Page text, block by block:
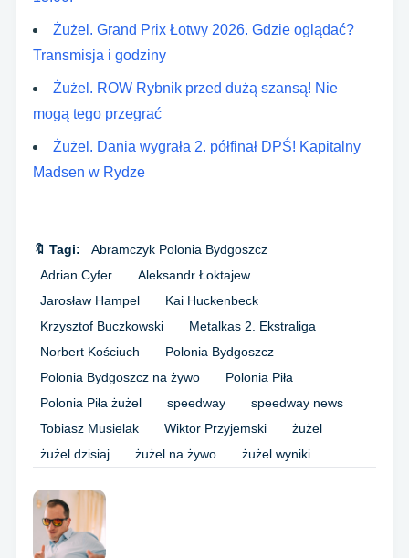
Żużel. Grand Prix Łotwy 2026. Gdzie oglądać?
Transmisja i godziny
Żużel. ROW Rybnik przed dużą szansą! Nie
mogą tego przegrać
Żużel. Dania wygrała 2. półfinał DPŚ! Kapitalny
Madsen w Rydze
🔖 Tagi:
Abramczyk Polonia Bydgoszcz
Adrian Cyfer
Aleksandr Łoktajew
Jarosław Hampel
Kai Huckenbeck
Krzysztof Buczkowski
Metalkas 2. Ekstraliga
Norbert Kościuch
Polonia Bydgoszcz
Polonia Bydgoszcz na żywo
Polonia Piła
Polonia Piła żużel
speedway
speedway news
Tobiasz Musielak
Wiktor Przyjemski
żużel
żużel dzisiaj
żużel na żywo żużel wyniki